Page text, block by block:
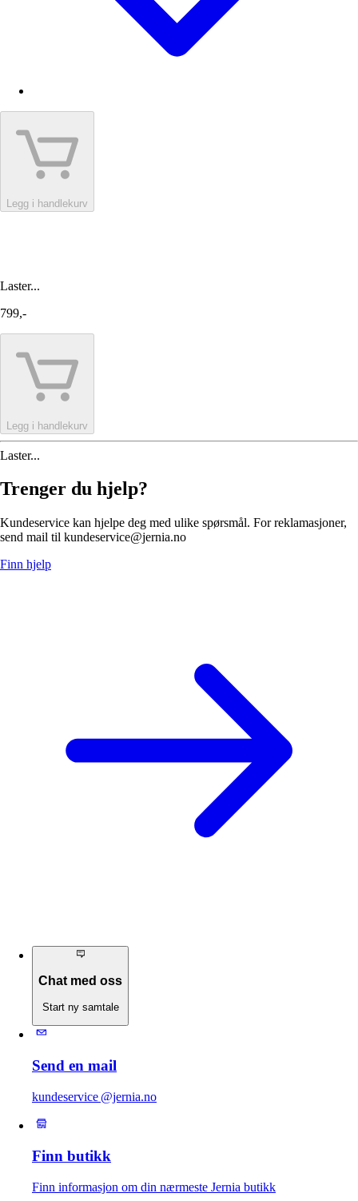
Legg i handlekurv
Laster...
799,-
Legg i handlekurv
Laster...
Trenger du hjelp?
Kundeservice kan hjelpe deg med ulike spørsmål. For reklamasjoner,
send mail til kundeservice@jernia.no
Finn hjelp
Chat med oss
Start ny samtale
Send en mail
kundeservice @jernia.no
Finn butikk
Finn informasjon om din nærmeste Jernia butikk